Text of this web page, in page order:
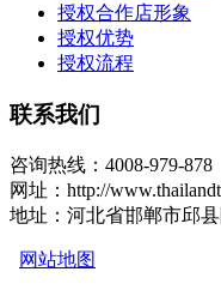
授权合作店形象
授权优势
授权流程
联系我们
咨询热线：4008-979-878
网址：http://
地址：河北省邯郸市邱
网站地图